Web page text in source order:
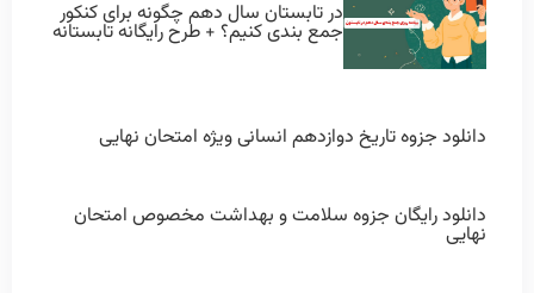
در تابستان سال دهم چگونه برای کنکور
جمع بندی کنیم؟ + طرح رایگانه تابستانه
دانلود جزوه تاریخ دوازدهم انسانی ویژه امتحان نهایی
دانلود رایگان جزوه سلامت و بهداشت مخصوص امتحان
نهایی